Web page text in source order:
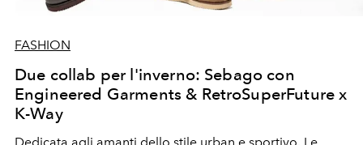
FASHION
Due collab per l'inverno: Sebago con
Engineered Garments & RetroSuperFuture x
K-Way
Dedicata agli amanti dello stile urban e sportivo. Le